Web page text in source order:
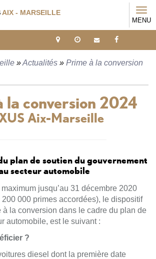
AIX - MARSEILLE
MENU
»Actualités » Prime à la conversion
la conversion 2024
Aix-Marseille
plan de soutien du gouvernement
secteur automobile
jusqu’au 31 décembre 2020
000 primes accordées), le dispositif
à la conversion dans le cadre du plan de
automobile, est le suivant :
?
diesel dont la première date